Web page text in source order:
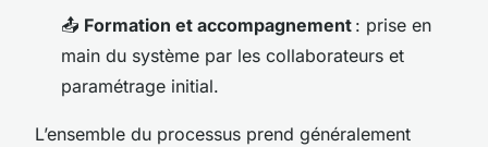
📤 Formation et accompagnement : prise en
main du système par les collaborateurs et
paramétrage initial.
L’ensemble du processus prend généralement